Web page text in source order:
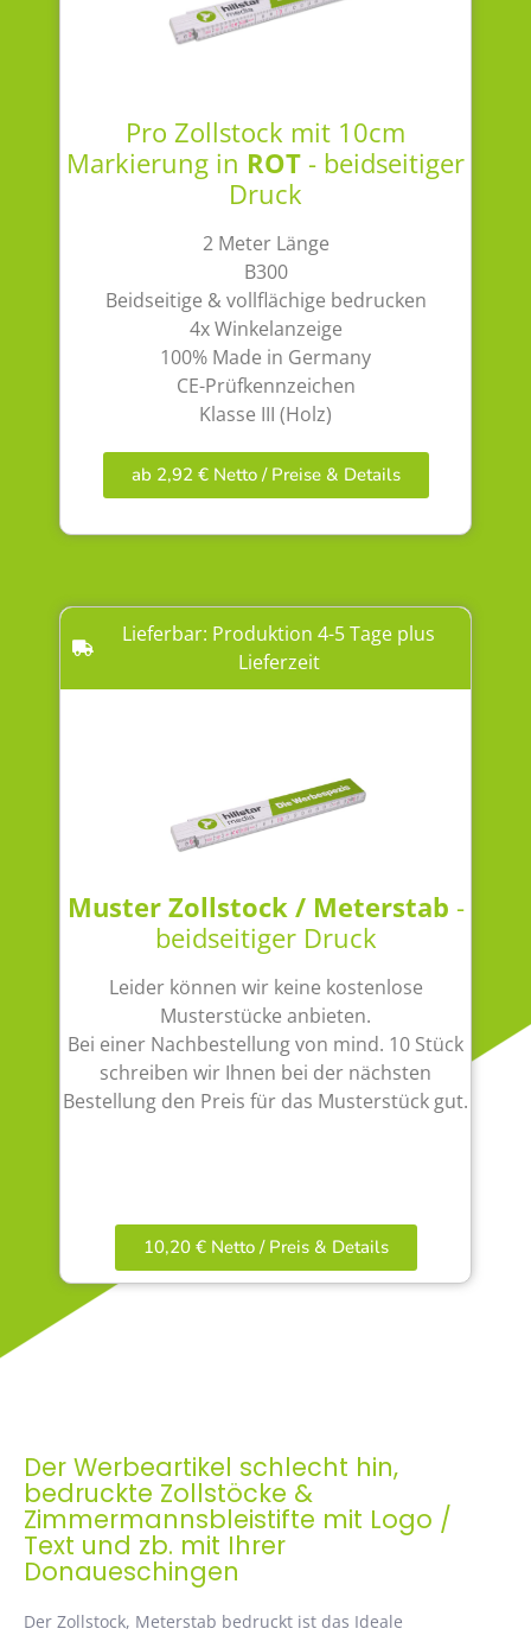
Pro Zollstock mit 10cm
Markierung in ROT- beidseitiger
Druck
2 Meter Länge
B300
Beidseitige & vollflächige bedrucken
4x Winkelanzeige
100% Made in Germany
CE-Prüfkennzeichen
Klasse III (Holz)
ab 2,92 € Netto / Preise & Details
Lieferbar: Produktion 4-5 Tage plus
Lieferzeit
Muster Zollstock / Meterstab -
beidseitiger Druck
Leider können wir keine kostenlose
Musterstücke anbieten.
Bei einer Nachbestellung von mind. 10 Stück
schreiben wir Ihnen bei der nächsten
Bestellung den Preis für das Musterstück gut.
10,20 € Netto / Preis & Details
Der Werbeartikel schlecht hin,
bedruckte Zollstöcke &
Zimmermannsbleistifte mit Logo /
Text und zb. mit Ihrer
Donaueschingen
Der Zollstock, Meterstab bedruckt ist das Ideale